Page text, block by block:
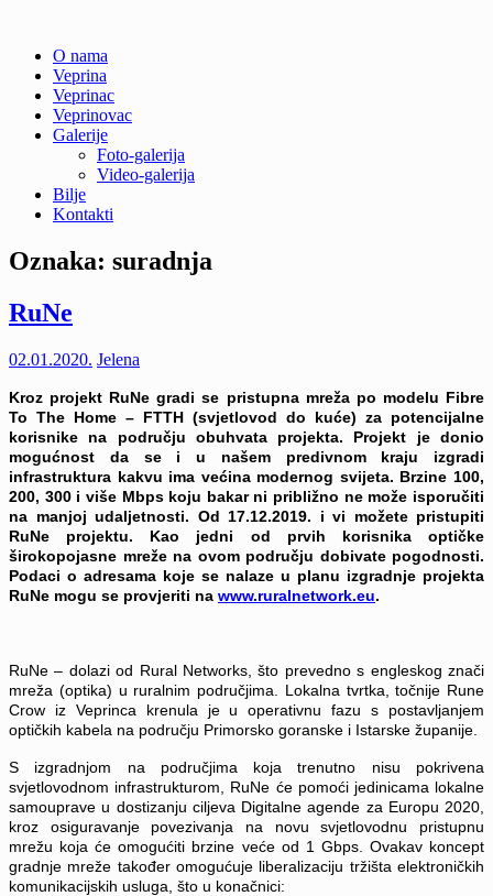
content
Veprina
Veprina(c)
O nama
Veprina
Veprinac
Veprinovac
Galerije
Foto-galerija
Video-galerija
Bilje
Kontakti
Oznaka: suradnja
RuNe
02.01.2020. Jelena
Kroz projekt RuNe gradi se pristupna mreža po modelu Fibre
To The Home – FTTH (svjetlovod do kuće) za potencijalne
korisnike na području obuhvata projekta. Projekt je donio
mogućnost da se i u našem predivnom kraju izgradi
infrastruktura kakvu ima većina modernog svijeta. Brzine 100,
200, 300 i više Mbps koju bakar ni približno ne može isporučiti
na manjoj udaljetnosti. Od 17.12.2019. i vi možete pristupiti
RuNe projektu. Kao jedni od prvih korisnika optičke
širokopojasne mreže na ovom području dobivate pogodnosti.
Podaci o adresama koje se nalaze u planu izgradnje projekta
RuNe mogu se provjeriti na www.ruralnetwork.eu.
RuNe – dolazi od Rural Networks, što prevedno s engleskog znači
mreža (optika) u ruralnim područjima. Lokalna tvrtka, točnije Rune
Crow iz Veprinca krenula je u operativnu fazu s postavljanjem
optičkih kabela na području Primorsko goranske i Istarske županije.
S izgradnjom na područjima koja trenutno nisu pokrivena
svjetlovodnom infrastrukturom, RuNe će pomoći jedinicama lokalne
samouprave u dostizanju ciljeva Digitalne agende za Europu 2020,
kroz osiguravanje povezivanja na novu svjetlovodnu pristupnu
mrežu koja će omogućiti brzine veće od 1 Gbps. Ovakav koncept
gradnje mreže također omogućuje liberalizaciju tržišta elektroničkih
komunikacijskih usluga, što u konačnici: